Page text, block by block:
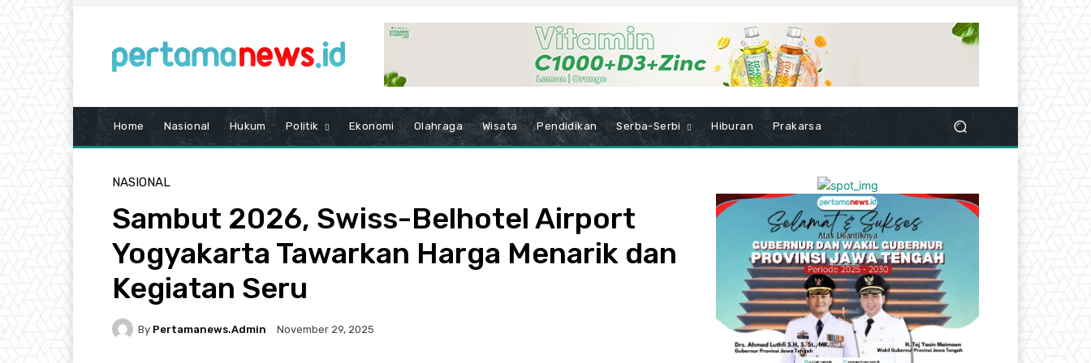
Home Nasional Hukum Politik Ekonomi Olahraga Wisata Pendidikan Serba-Serbi Hiburan Prakarsa
NASIONAL
Sambut 2026, Swiss-Belhotel Airport
Yogyakarta Tawarkan Harga Menarik dan
Kegiatan Seru
By Pertamanews.admin November 29, 2025